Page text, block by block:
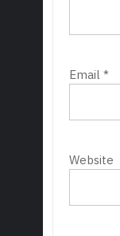
Email *
Website